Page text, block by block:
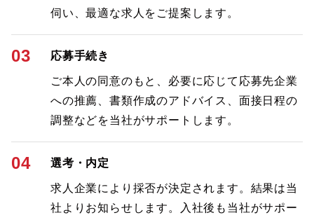
伺い、最適な求人をご提案します。
03 応募手続き
ご本人の同意のもと、必要に応じて応募先企業
への推薦、書類作成のアドバイス、面接日程の
調整などを当社がサポートします。
04 選考・内定
求人企業により採否が決定されます。結果は当
社よりお知らせします。入社後も当社がサポー